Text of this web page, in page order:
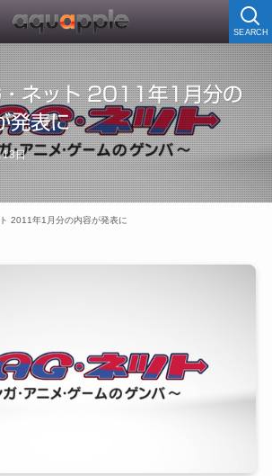
SEARCH
ネット 2011年1月分の
発表に
13日
2011年1月分の内容が発表に